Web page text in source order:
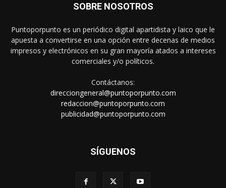
SOBRE NOSOTROS
Puntoporpunto es un periódico digital apartidista y laico que le
apuesta a convertirse en una opción entre decenas de medios
impresos y electrónicos en su gran mayoría atados a intereses
comerciales y/o políticos.
Contáctanos:
direcciongeneral@puntoporpunto.com
redaccion@puntoporpunto.com
publicidad@puntoporpunto.com
SÍGUENOS